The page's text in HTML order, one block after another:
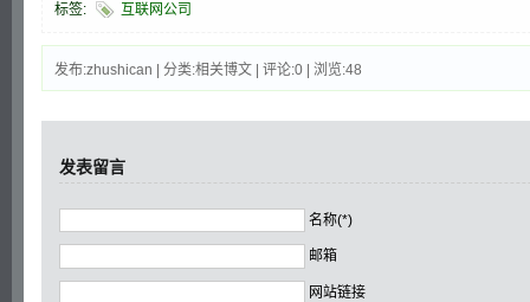
标签: 互联网公司
发布:zhushican | 分类:相关博文 | 评论:0 | 浏览:48
发表留言
名称(*)
邮箱
网站链接